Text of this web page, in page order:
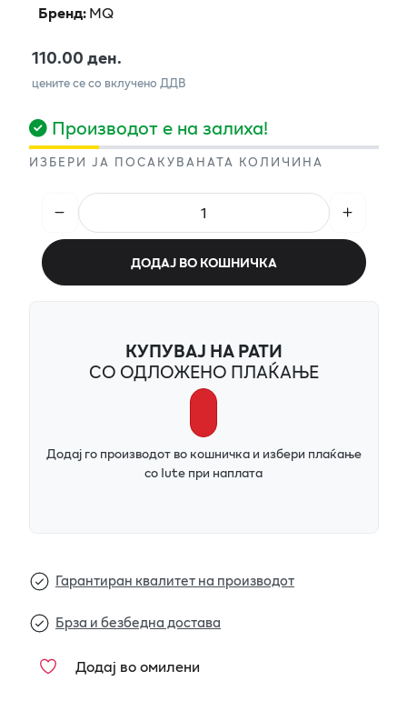
Бренд:MQ
110.00 ден.
цените се со вклучено ДДВ
Производот е на залиха!
ИЗБЕРИ ЈА ПОСАКУВАНАТА КОЛИЧИНА
ДОДАЈ ВО КОШНИЧКА
КУПУВАЈ НА РАТИ
СО ОДЛОЖЕНО ПЛАЌАЊЕ
Додај го производот во кошничка и избери плаќање
со Iute при наплата
Гарантиран квалитет на производот
Брза и безбедна достава
Додај во омилени